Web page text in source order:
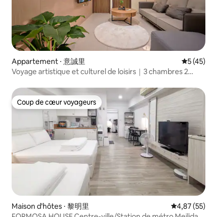
Appartement ⋅ 意誠里
5 (45)
Voyage artistique et culturel de loisirs｜3 chambres 2
minutes en métro｜Nouvel ascenseur de bâtiment
Parking｜7-11 Supermarché Union Night Market
Coup de cœur voyageurs
Coup de cœur voyageurs
Maison d'hôtes ⋅ 黎明里 Évaluation
4,87 (55)